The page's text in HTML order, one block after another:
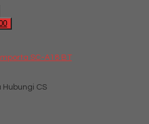
SC-A18 BT
Hubungi CS